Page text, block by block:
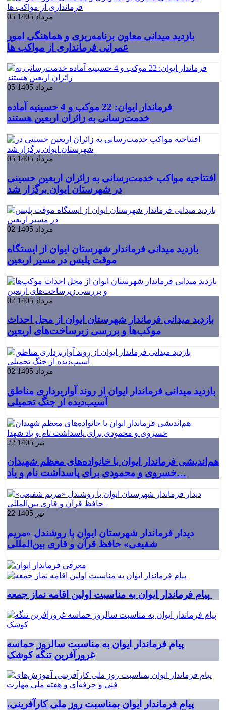
05 مرداد 1405
بازدید میدانی معاون برنامه‌ریزی و هماهنگی امور
عمرانی فرمانداری از مواکب ها
05 مرداد 1405
فرماندار ایوان: 22 موکب و 4 حسینیه آماده
خدمت‌رسانی به زائران اربعین هستند
05 مرداد 1405
افتتاحیه مواکب خدمت‌رسانی به زائران اربعین حسینی
در شهرستان ایوان برگزار شد
02 مرداد 1405
بازدید میدانی فرماندار شهرستان ایوان از ایستگاه
موقت پلیس در مسیر اربعین
02 مرداد 1405
بازدید میدانی فرماندار شهرستان ایوان از محل احداث
موکب‌ها و بررسی زیرساخت‌های اربعین
02 مرداد 1405
بازدید میدانی فرماندار ایوان از روند آواربرداری مناطق
آسیب‌دیده از جنگ تحمیلی
22 تیر 1405
هم‌اندیشی فرماندار ایوان با خانواده‌های معظم شهیدان
خسروی و محمودی برای پاسداشت نام و یاد…
22 تیر 1405
دیدار فرماندار شهرستان ایوان با روشندل «مریم
شفیعی» حافظ قرآن و قاری بین‌المللی
پیام فرماندار ایوان به مناسبت سالروز حماسه
غرورآفرین تنگه کوشک
پیام فرماندار ایوان بمناسبت روز ملی کارآفرینی،